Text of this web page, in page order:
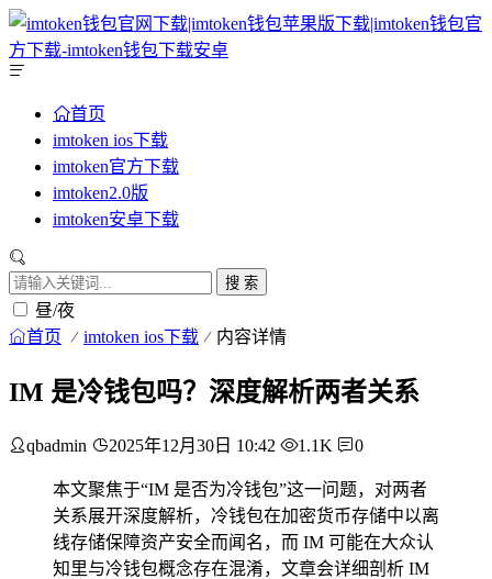
首页
imtoken ios下载
imtoken官方下载
imtoken2.0版
imtoken安卓下载
搜 索
昼/夜
首页 imtoken ios下载 内容详情
IM 是冷钱包吗？深度解析两者关系
qbadmin 2025年12月30日 10:42 1.1K 0
本文聚焦于“IM 是否为冷钱包”这一问题，对两者
关系展开深度解析，冷钱包在加密货币存储中以离
线存储保障资产安全而闻名，而 IM 可能在大众认
知里与冷钱包概念存在混淆，文章会详细剖析 IM